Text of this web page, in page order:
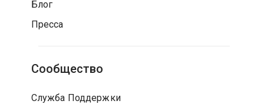
Блог
Пресса
Сообщество
Служба Поддержки